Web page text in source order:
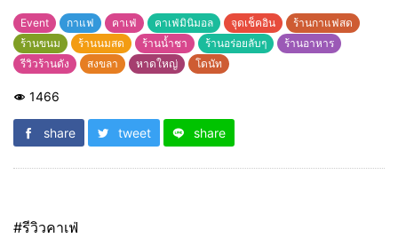
Event กาแฟ คาเฟ่ คาเฟ่มินิมอล จุดเช็คอิน
ร้านกาแฟสด
ร้านขนม
ร้านนมสด ร้านน้ำชา ร้านอร่อยลับๆ
ร้านอาหาร
รีวิวร้านดัง
สงขลา หาดใหญ่ โดนัท
1466
share tweet share
#รีวิวคาเฟ่